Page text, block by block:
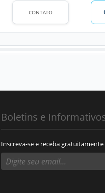
CONTATO
Boletins e
Inscreva-se e receba gratuitamente